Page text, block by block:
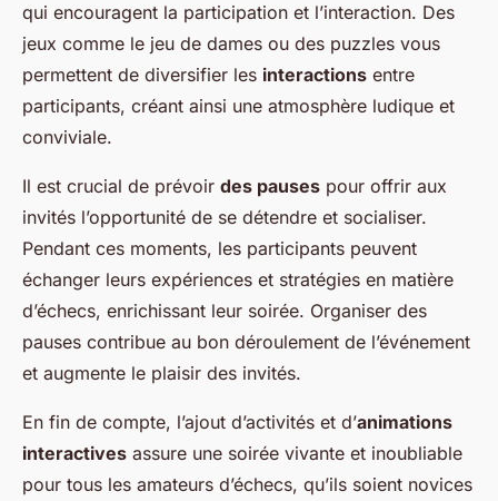
qui encouragent la participation et l’interaction. Des
jeux comme le jeu de dames ou des puzzles vous
permettent de diversifier les interactions entre
participants, créant ainsi une atmosphère ludique et
conviviale.
Il est crucial de prévoir des pauses pour offrir aux
invités l’opportunité de se détendre et socialiser.
Pendant ces moments, les participants peuvent
échanger leurs expériences et stratégies en matière
d’échecs, enrichissant leur soirée. Organiser des
pauses contribue au bon déroulement de l’événement
et augmente le plaisir des invités.
En fin de compte, l’ajout d’activités et d’animations
interactives assure une soirée vivante et inoubliable
pour tous les amateurs d’échecs, qu’ils soient novices